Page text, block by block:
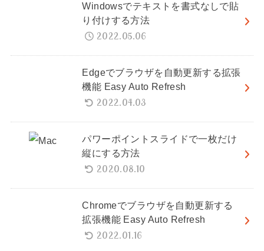
Windowsでテキストを書式なしで貼
り付けする方法
2022.05.06
Edgeでブラウザを自動更新する拡張
機能 Easy Auto Refresh
2022.04.03
パワーポイントスライドで一枚だけ
縦にする方法
2020.08.10
Chromeでブラウザを自動更新する
拡張機能 Easy Auto Refresh
2022.01.16